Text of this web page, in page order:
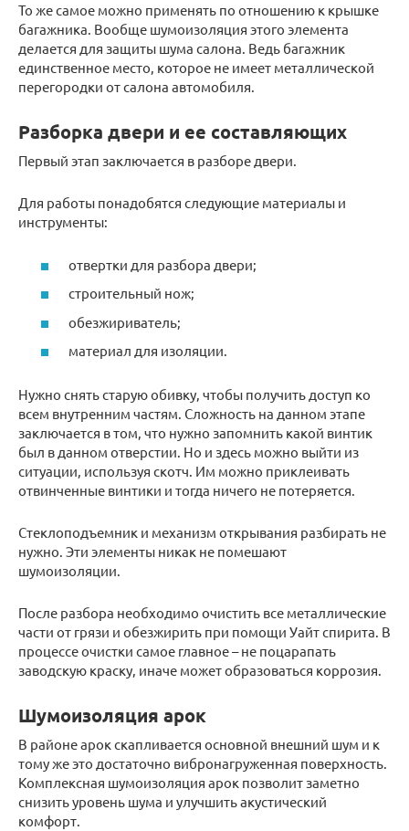
То же самое можно применять по отношению к крышке
багажника. Вообще шумоизоляция этого элемента
делается для защиты шума салона. Ведь багажник
единственное место, которое не имеет металлической
перегородки от салона автомобиля.
Разборка двери и ее составляющих
Первый этап заключается в разборе двери.
Для работы понадобятся следующие материалы и
инструменты:
отвертки для разбора двери;
строительный нож;
обезжириватель;
материал для изоляции.
Нужно снять старую обивку, чтобы получить доступ ко
всем внутренним частям. Сложность на данном этапе
заключается в том, что нужно запомнить какой винтик
был в данном отверстии. Но и здесь можно выйти из
ситуации, используя скотч. Им можно приклеивать
отвинченные винтики и тогда ничего не потеряется.
Стеклоподъемник и механизм открывания разбирать не
нужно. Эти элементы никак не помешают
шумоизоляции.
После разбора необходимо очистить все металлические
части от грязи и обезжирить при помощи Уайт спирита. В
процессе очистки самое главное – не поцарапать
заводскую краску, иначе может образоваться коррозия.
Шумоизоляция арок
В районе арок скапливается основной внешний шум и к
тому же это достаточно вибронагруженная поверхность.
Комплексная шумоизоляция арок позволит заметно
снизить уровень шума и улучшить акустический
комфорт.